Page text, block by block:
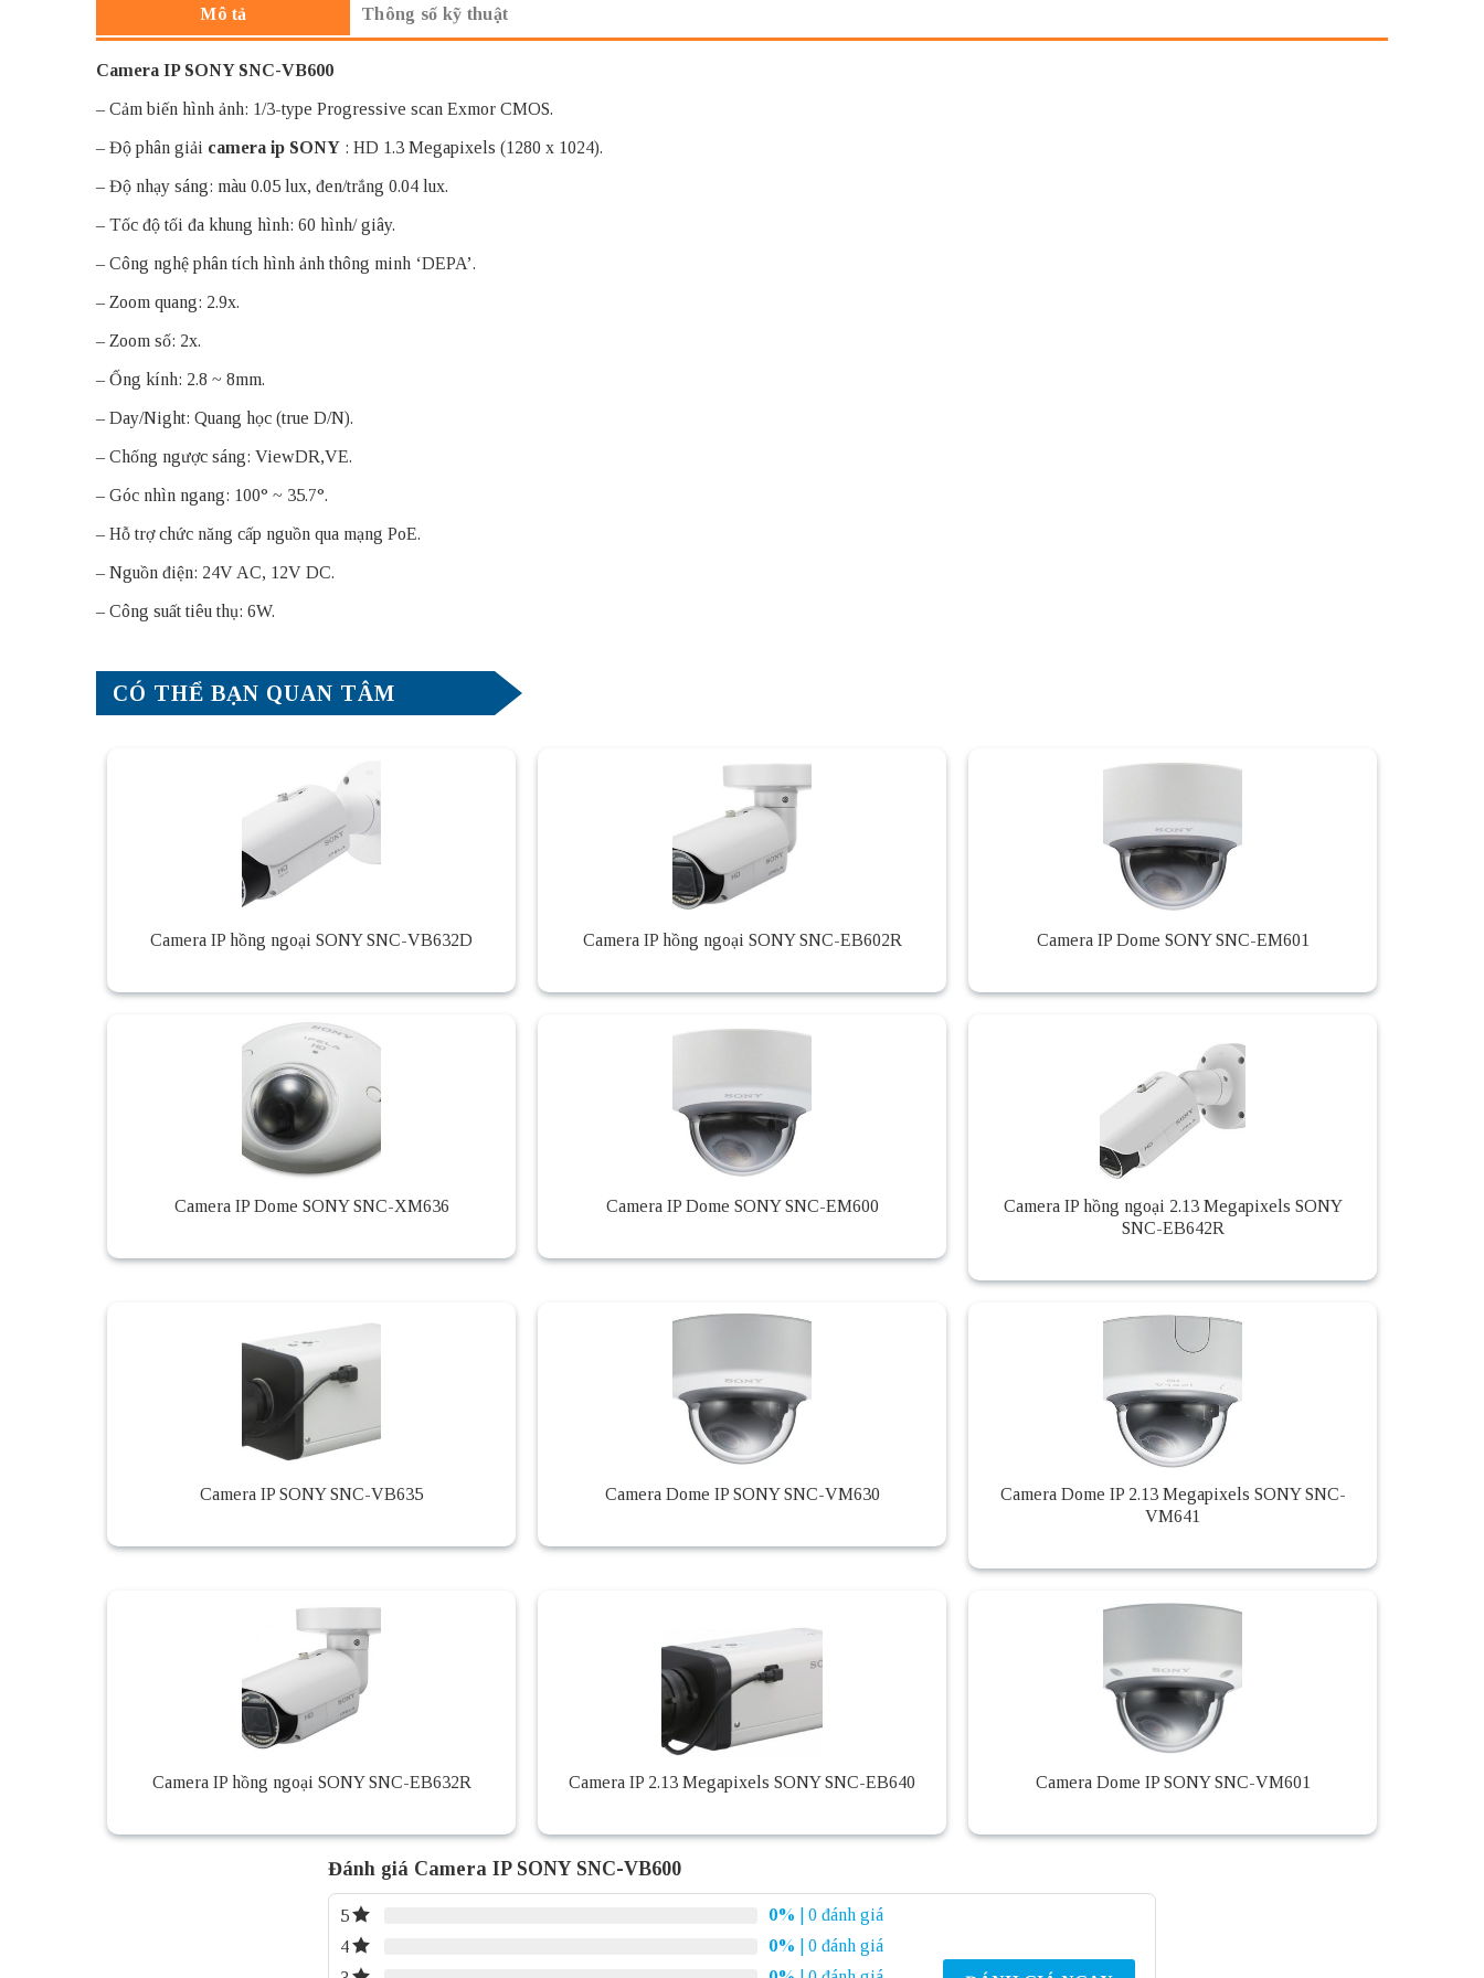
Mô tả Thông số kỹ thuật
Camera IP SONY SNC-VB600
– Cảm biến hình ảnh: 1/3-type Progressive scan Exmor CMOS.
– Độ phân giải camera ip SONY : HD 1.3 Megapixels (1280 x 1024).
– Độ nhạy sáng: màu 0.05 lux, đen/trắng 0.04 lux.
– Tốc độ tối đa khung hình: 60 hình/ giây.
– Công nghệ phân tích hình ảnh thông minh ‘DEPA’.
– Zoom quang: 2.9x.
– Zoom số: 2x.
– Ống kính: 2.8 ~ 8mm.
– Day/Night: Quang học (true D/N).
– Chống ngược sáng: ViewDR,VE.
– Góc nhìn ngang: 100° ~ 35.7°.
– Hỗ trợ chức năng cấp nguồn qua mạng PoE.
– Nguồn điện: 24V AC, 12V DC.
– Công suất tiêu thụ: 6W.
CÓ THỂ BẠN QUAN TÂM
Camera IP hồng ngoại SONY SNC-VB632D Camera IP hồng ngoại SONY SNC-EB602R Camera IP Dome SONY SNC-EM601
Camera IP Dome SONY SNC-XM636 Camera IP Dome SONY SNC-EM600
Camera IP hồng ngoại 2.13 Megapixels SONY
SNC-EB642R
Camera IP SONY SNC-VB635 Camera Dome IP SONY SNC-VM630
Camera Dome IP 2.13 Megapixels SONY SNC-
VM641
Camera IP hồng ngoại SONY SNC-EB632R Camera IP 2.13 Megapixels SONY SNC-EB640 Camera Dome IP SONY SNC-VM601
Đánh giá Camera IP SONY SNC-VB600
5 0%
| 0 đánh giá
4
0%
| 0 đánh giá